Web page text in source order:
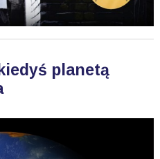
planetą